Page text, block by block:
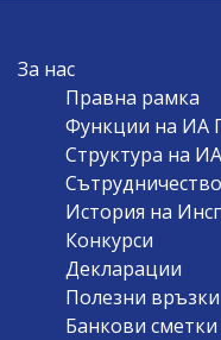
NAVIGATION
За нас
Правна рамка
Функции на ИА
Структура на
История на
Конкурси
Декларации
Полезни връзки
Банкови